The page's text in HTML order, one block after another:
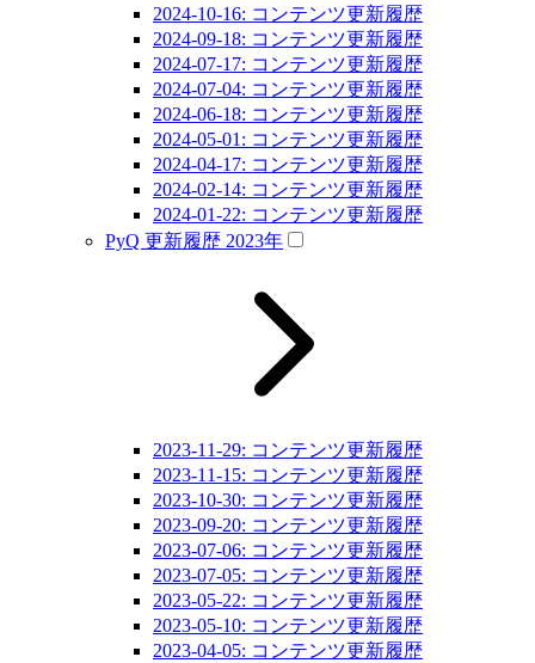
2024-10-16: コンテンツ更新履歴
2024-09-18: コンテンツ更新履歴
2024-07-17: コンテンツ更新履歴
2024-07-04: コンテンツ更新履歴
2024-06-18: コンテンツ更新履歴
2024-05-01: コンテンツ更新履歴
2024-04-17: コンテンツ更新履歴
2024-02-14: コンテンツ更新履歴
2024-01-22: コンテンツ更新履歴
PyQ 更新履歴 2023年
2023-11-29: コンテンツ更新履歴
2023-11-15: コンテンツ更新履歴
2023-10-30: コンテンツ更新履歴
2023-09-20: コンテンツ更新履歴
2023-07-06: コンテンツ更新履歴
2023-07-05: コンテンツ更新履歴
2023-05-22: コンテンツ更新履歴
2023-05-10: コンテンツ更新履歴
2023-04-05: コンテンツ更新履歴